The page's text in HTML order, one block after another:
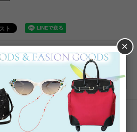
おすすめアイテム
×